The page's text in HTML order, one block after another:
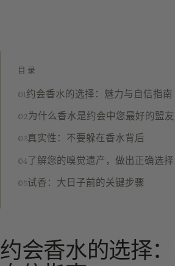
目录
约会香水的选择：魅力与自信指南
为什么香水是约会中您最好的盟友
真实性：不要躲在香水背后
了解您的嗅觉遗产，做出正确选择
试香：大日子前的关键步骤
约会香水的选择